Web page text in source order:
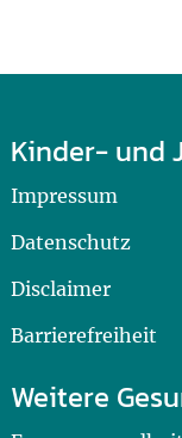
Kinder- und
Impressum
Datenschutz
Disclaimer
Barrierefreiheit
Weitere